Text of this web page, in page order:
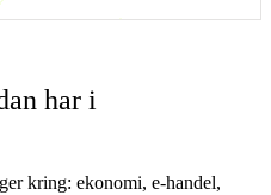
har i
kring: ekonomi, e-handel,